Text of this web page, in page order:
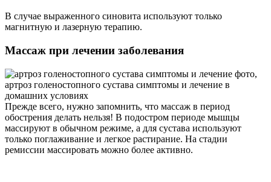
В случае выраженного синовита используют только
магнитную и лазерную терапию.
Массаж при лечении заболевания
Прежде всего, нужно запомнить, что массаж в период
обострения делать нельзя! В подостром периоде мышцы
массируют в обычном режиме, а для сустава используют
только поглаживание и легкое растирание. На стадии
ремиссии массировать можно более активно.